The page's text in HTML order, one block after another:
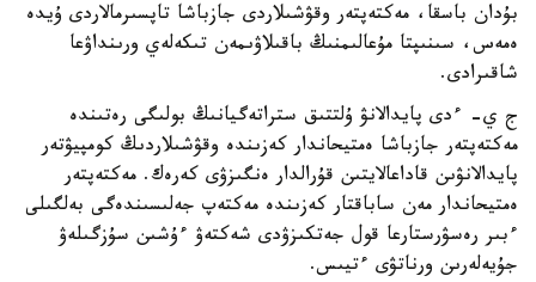
بۇدان باسقا، مەكتەپتەر وقۋشىلاردى جازباشا تاپسىرمالاردى ۇيدە
ەمەس، سىنىپتا مۇعالىمنىڭ باقىلاۋىمەن تىكەلەي ورىنداۋعا
شاقىرادى.
ج ي- ءدى پايدالانۋ ۇلتتىق ستراتەگيانىڭ بولىگى رەتىندە
مەكتەپتەر جازباشا ەمتيحاندار كەزىندە وقۋشىلاردىڭ كومپيۋتەر
پايدالانۋىن قاداعالايتىن قۇرالدار ەنگىزۋى كەرەك. مەكتەپتەر
ەمتيحاندار مەن ساباقتار كەزىندە مەكتەپ جەلىسىندەگى بەلگىلى
ءبىر رەسۋرستارعا قول جەتكىزۋدى شەكتەۋ ءۇشىن سۇزگىلەۋ
جۇيەلەرىن ورناتۋى ءتيىس.